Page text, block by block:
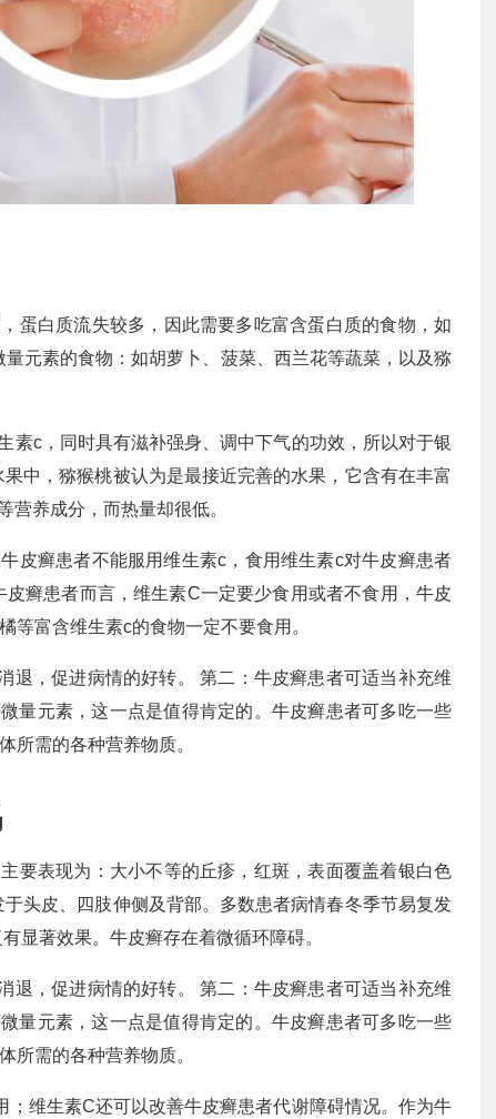
蛋白质流失较多，因此需要多吃富含蛋白质的食物，如
元素的食物：如胡萝卜、菠菜、西兰花等蔬菜，以及猕
素c，同时具有滋补强身、调中下气的功效，所以对于银
中，猕猴桃被认为是最接近完善的水果，它含有在丰富
营养成分，而热量却很低。
皮癣患者不能服用维生素c，食用维生素c对牛皮癣患者
癣患者而言，维生素C一定要少食用或者不食用，牛皮
等富含维生素c的食物一定不要食用。
退，促进病情的好转。 第二：牛皮癣患者可适当补充维
量元素，这一点是值得肯定的。牛皮癣患者可多吃一些
所需的各种营养物质。
要表现为：大小不等的丘疹，红斑，表面覆盖着银白色
头皮、四肢伸侧及背部。多数患者病情春冬季节易复发
显著效果。牛皮癣存在着微循环障碍。
退，促进病情的好转。 第二：牛皮癣患者可适当补充维
量元素，这一点是值得肯定的。牛皮癣患者可多吃一些
所需的各种营养物质。
维生素C还可以改善牛皮癣患者代谢障碍情况。作为牛